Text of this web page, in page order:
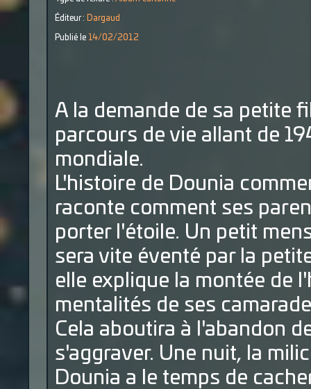
Éditeur : Dargaud
Publié le 14/02/2012
A la demande de sa petite
parcours de vie allant de
mondiale.
L'histoire de Dounia
raconte comment ses
porter l'étoile. Un petit
sera vite éventé par la
elle explique la montée de
mentalités de ses
Cela aboutira à l'abandon
s'aggraver. Une nuit, la
Dounia a le temps de